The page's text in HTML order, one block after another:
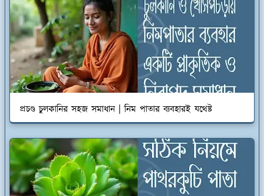
প্রচণ্ড চুলকানির সহজ সমাধান | নিম পাতার ব্যবহারই যথেষ্ট